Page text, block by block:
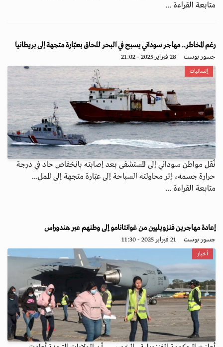
متابعة القراءة ...
رغم المخاطر.. مهاجر سوداني يسبح في البحر للحاق بعبّارة متجهة إلى بريطانيا
جسور بوست 28 فبراير 2025 - 21:02
إنسانيات
نُقل مواطن سوداني إلى المستشفى بعد إصابته بانخفاض حاد في درجة
حرارة جسمه، إثر محاولته السباحة إلى عبّارة متجهة إلى الممل...
متابعة القراءة ...
إعادة مهاجرين فنزويليين من غوانتانامو إلى وطنهم عبر هندوراس
جسور بوست 21 فبراير 2025 - 11:30
أخبار